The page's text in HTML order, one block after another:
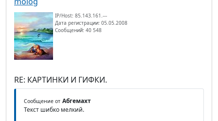
IP/Host: 85.143.161.---
Дата регистрации: 05.05.2008
Сообщений: 40 548
RE: КАРТИНКИ И ГИФКИ.
Сообщение от Абгемахт
Текст шибко мелкий.